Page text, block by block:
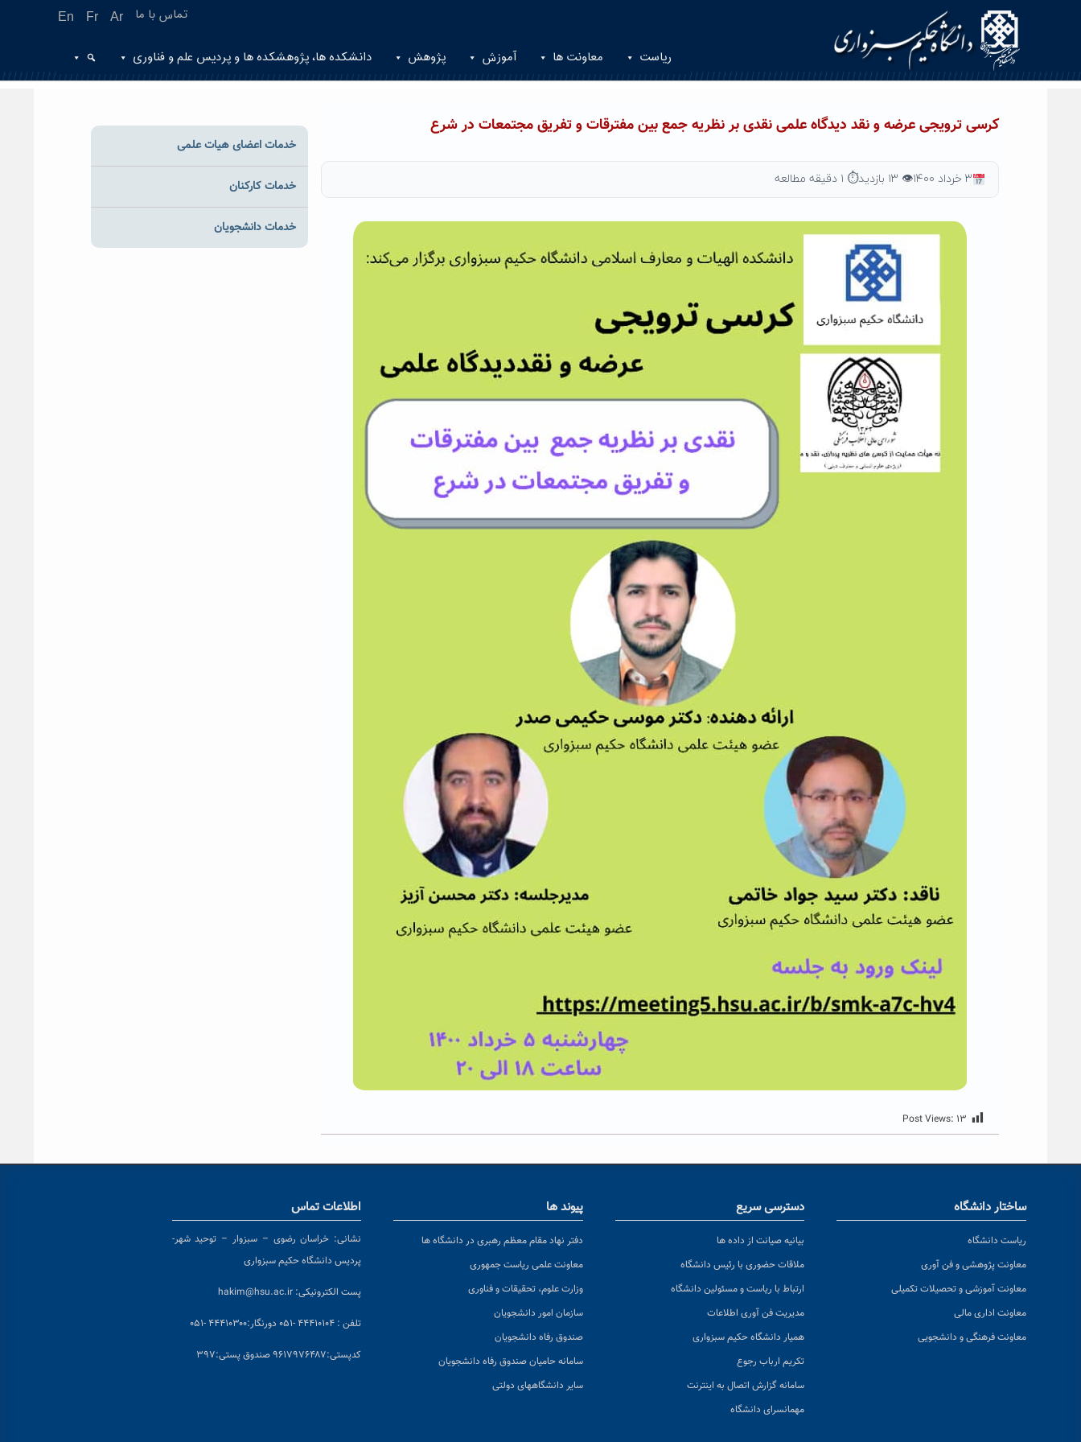
En Fr Ar تماس با ما
ریاست معاونت ها آموزش پژوهش دانشکده ها، پژوهشکده ها و پردیس علم و فناوری
کرسی ترویجی عرضه و نقد دیدگاه علمی نقدی بر نظریه جمع بین مفترقات و تفریق مجتمعات در شرع
۳ خرداد ۱۴۰۰ 👁 ۱۳ بازدید ⏱ ۱ دقیقه مطالعه
Post Views: ۱۳
خدمات اعضای هیات علمی
خدمات کارکنان
خدمات دانشجویان
ساختار دانشگاه
ریاست دانشگاه
معاونت پژوهشی و فن آوری
معاونت آموزشی و تحصیلات تکمیلی
معاونت اداری مالی
معاونت فرهنگی و دانشجویی
دسترسی سریع
بیانیه صیانت از داده ها
ملاقات حضوری با رئیس دانشگاه
ارتباط با ریاست و مسئولین دانشگاه
مدیریت فن آوری اطلاعات
همیار دانشگاه حکیم سبزواری
تکریم ارباب رجوع
سامانه گزارش اتصال به اینترنت
مهمانسرای دانشگاه
پیوند ها
دفتر نهاد مقام معظم رهبری در دانشگاه ها
معاونت علمی ریاست جمهوری
وزارت علوم، تحقیقات و فناوری
سازمان امور دانشجویان
صندوق رفاه دانشجویان
سامانه حامیان صندوق رفاه دانشجویان
سایر دانشگاههای دولتی
اطلاعات تماس
نشانی: خراسان رضوی – سبزوار – توحید شهر-
پردیس دانشگاه حکیم سبزواری
پست الکترونیکی: hakim@hsu.ac.ir
تلفن : ۴۴۴۱۰۱۰۴ -۰۵۱ دورنگار:۴۴۴۱۰۳۰۰ -۰۵۱
کدپستی:۹۶۱۷۹۷۶۴۸۷ صندوق پستی:۳۹۷